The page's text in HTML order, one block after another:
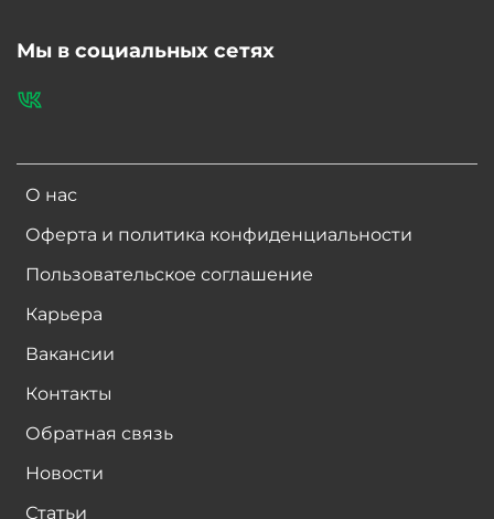
О нас
Оферта и политика конфиденциальности
Пользовательское соглашение
Карьера
Вакансии
Контакты
Обратная связь
Новости
Статьи
Мы в социальных сетях